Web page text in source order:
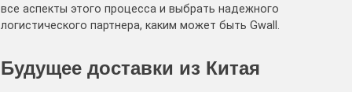
все аспекты этого процесса и выбрать надежного
логистического партнера, каким может быть Gwall.
Будущее доставки из Китая